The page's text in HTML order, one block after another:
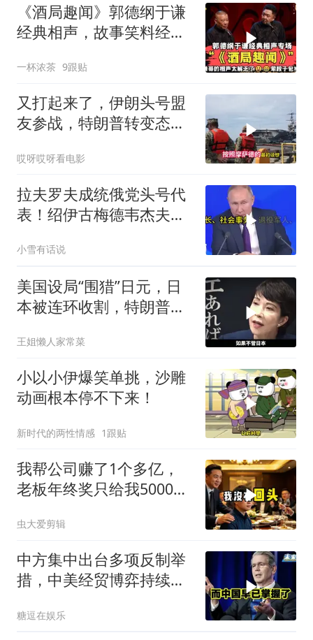
《酒局趣闻》郭德纲于谦
经典相声，故事笑料经典
一杯浓茶 9跟贴
又打起来了，伊朗头号盟
友参战，特朗普转变态
哎呀哎呀看电影
拉夫罗夫成统俄党头号代
表！绍伊古梅德韦杰夫双
懂了吗
小雪有话说
美国设局“围猎”日元，日
本被连环收割，特朗普金
王姐懒人家常菜
小以小伊爆笑单挑，沙雕
动画根本停不下来！
新时代的两性情感 1跟贴
我帮公司赚了1个多亿，
老板年终奖只给我5000
虫大爱剪辑
中方集中出台多项反制举
措，中美经贸博弈持续升
糖逗在娱乐